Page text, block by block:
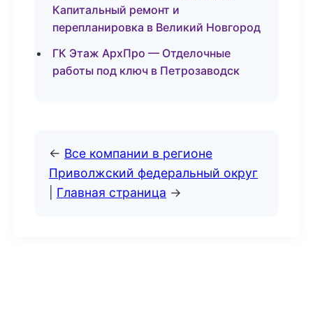
Капитальный ремонт и
перепланировка в Великий Новгород
ГК Этаж АрхПро — Отделочные
работы под ключ в Петрозаводск
← Все компании в регионе
Приволжский федеральный округ
Главная страница →